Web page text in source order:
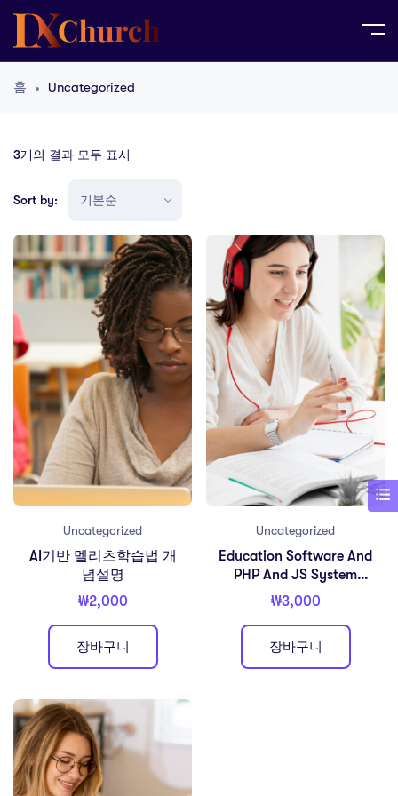
홈 Uncategorized
3개의 결과 모두 표시
Sort by:
Uncategorized
AI기반 멜리츠학습법 개
념설명
₩2,000
장바구니
Uncategorized
Education Software And
PHP And JS System
Script
₩3,000
장바구니